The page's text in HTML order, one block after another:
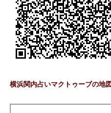
横浜関内占いマクトゥーブの地図